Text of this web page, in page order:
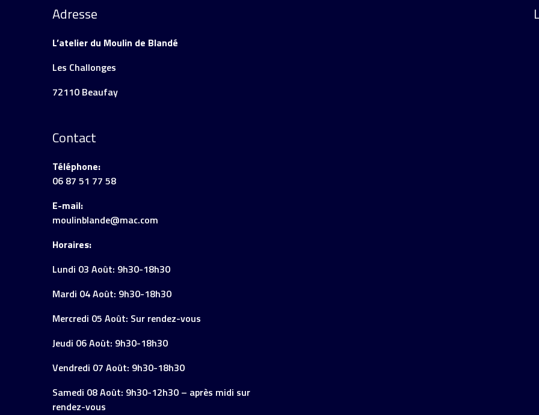
Adresse
L’atelier du Moulin de Blandé
Les Challonges
72110 Beaufay
Contact
Téléphone:
06 87 51 77 58
E-mail:
moulinblande@mac.com
Horaires:
Lundi 03 Août: 9h30-18h30
Mardi 04 Août: 9h30-18h30
Mercredi 05 Août: Sur rendez-vous
Jeudi 06 Août: 9h30-18h30
Vendredi 07 Août: 9h30-18h30
Samedi 08 Août: 9h30-12h30 – après midi sur
rendez-vous